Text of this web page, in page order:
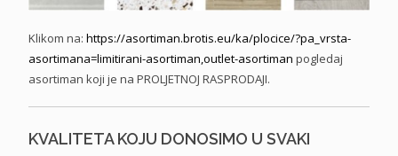
Klikom na:https://asortiman.brotis.eu/ka/plocice/?pa_vrsta-
asortimana=limitirani-asortiman,outlet-asortiman pogledaj
asortiman koji je na PROLJETNOJ RASPRODAJI.
KVALITETA KOJU DONOSIMO U SVAKI